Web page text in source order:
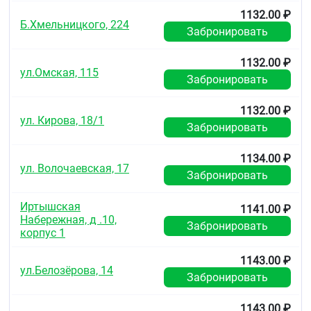
левоноргестрела на фертильность при длительном
применении отсутствуют.
Влияние применения препарата на способность к
Препарат Эскапел® содержит лактозы
Эскапел® содержит лактозы моногидрат
(молочный сахар). Если у Вас непереносимость
некоторых сахаров, обратитесь к лечащему врачу
перед приемом данного лекарственного
препарата.
Всегда принимайте препарат в полном
соответствии с листком-вкладышем или
Б.Хмельницкого, 224
1132.00 ₽
Забронировать
ул.Омская, 115
1132.00 ₽
Забронировать
ул. Кирова, 18/1
1132.00 ₽
Забронировать
ул. Волочаевская, 17
1134.00 ₽
Забронировать
Иртышская
Набережная, д .10,
корпус 1
1141.00 ₽
Забронировать
ул.Белозёрова, 14
1143.00 ₽
Забронировать
1143.00 ₽